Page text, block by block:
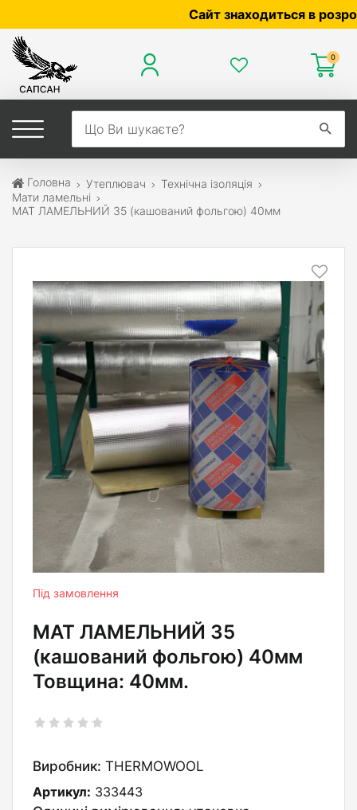
Сайт знаходиться в
0
Головна Утеплювач
Технічна ізоляція
Мати ламельні
МАТ ЛАМЕЛЬНИЙ 35 (кашований фольгою) 40мм
Під замовлення
МАТ ЛАМЕЛЬНИЙ 35
(кашований фольгою) 40мм
Товщина: 40мм.
Виробник: THERMOWOOL
Артикул: 333443